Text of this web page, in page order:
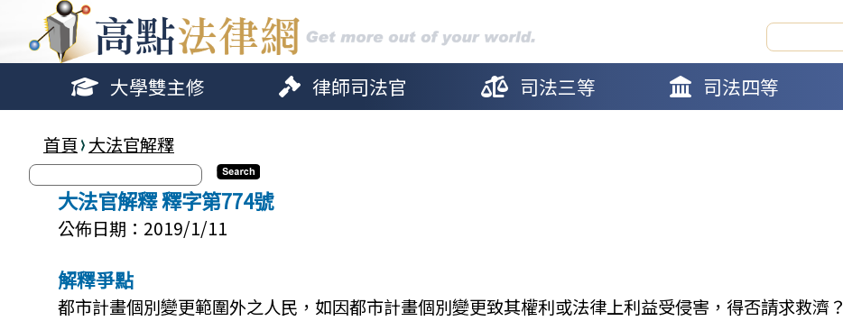
大學雙主修 律師司法官 司法三等 司法四等
首頁 大法官解釋
大法官解釋 釋字第774號
公佈日期：2019/1/11
解釋爭點
都市計畫個別變更範圍外之人民，如因都市計畫個別變更致其權利或法律上利益受侵害，得否請求救濟？